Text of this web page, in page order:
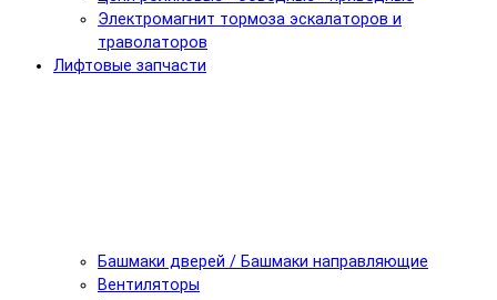
Электромагнит тормоза эскалаторов и
траволаторов
Лифтовые запчасти
Башмаки дверей / Башмаки направляющие
Вентиляторы